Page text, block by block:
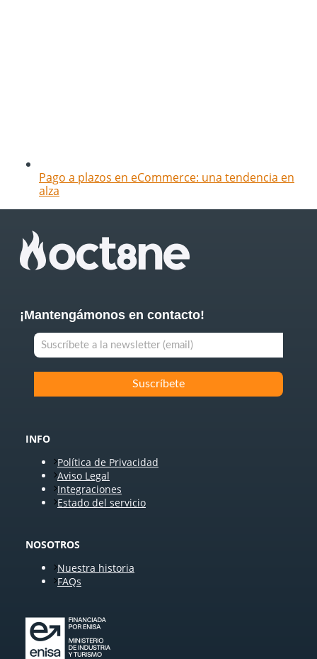
Pago a plazos en eCommerce: una tendencia en
alza
¡Mantengámonos en contacto!
INFO
Política de Privacidad
Aviso Legal
Integraciones
Estado del servicio
NOSOTROS
Nuestra historia
FAQs